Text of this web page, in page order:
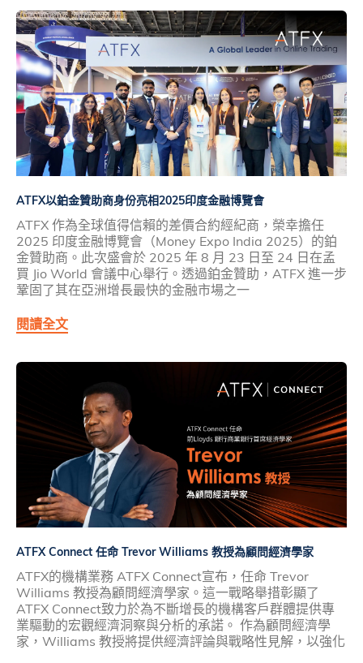
ATFX以鉑金贊助商身份亮相2025印度金融博覽會
ATFX 作為全球值得信賴的差價合約經紀商，榮幸擔任
2025 印度金融博覽會（Money Expo India 2025）的鉑
金贊助商。此次盛會於 2025 年 8 月 23 日至 24 日在孟
買 Jio World 會議中心舉行。透過鉑金贊助，ATFX 進一步
鞏固了其在亞洲增長最快的金融市場之一
閱讀全文
ATFX Connect 任命 Trevor Williams 教授為顧問經濟學家
ATFX的機構業務 ATFX Connect宣布，任命 Trevor
Williams 教授為顧問經濟學家。這一戰略舉措彰顯了
ATFX Connect致力於為不斷增長的機構客戶群體提供專
業驅動的宏觀經濟洞察與分析的承諾。 作為顧問經濟學
家，Williams 教授將提供經濟評論與戰略性見解，以強化